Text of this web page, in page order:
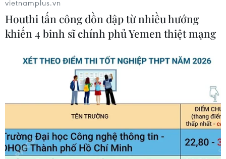
nhân tạo nhỏ và nhẹ nhất thế giới
08/08/2026 03:02
Quốc 2026 rực rỡ sắc màu văn hóa
Tháng 12/2026 hoàn thành mở rộng
đoạn cao tốc Thành phố Hồ Chí
Minh-Long Thành
vietnamplus.vn
Houthi tấn công dồn dập từ nhiều hướng
khiến 4 binh sĩ chính phủ Yemen thiệt mạng